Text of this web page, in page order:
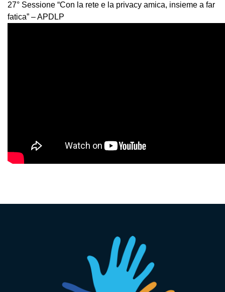
27° Sessione “Con la rete e la privacy amica, insieme a far
fatica” – APDLP